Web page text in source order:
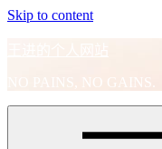
Skip to content
王进的个人网站
NO PAINS, NO GAINS.